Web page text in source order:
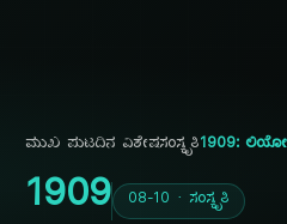
ಮುಖ ಪುಟದಿನ ವಿಶೇಷಸಂಸ್ಕೃತಿ1909: ಲಿಯೋ
1909 08-10 · ಸಂಸ್ಕೃತಿ